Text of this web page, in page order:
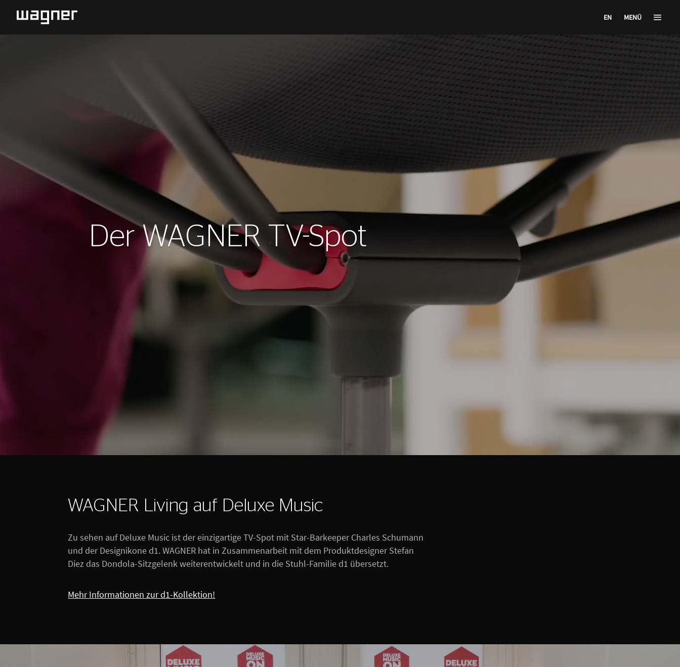
EN MENÜ
Der WAGNER TV-Spot
WAGNER Living auf Deluxe Music
Zu sehen auf Deluxe Music ist der einzigartige TV-Spot mit Star-Barkeeper Charles Schumann
und der Designikone d1. WAGNER hat in Zusammenarbeit mit dem Produktdesigner Stefan
Diez das Dondola-Sitzgelenk weiterentwickelt und in die Stuhl-Familie d1 übersetzt.
Mehr Informationen zur d1-Kollektion!